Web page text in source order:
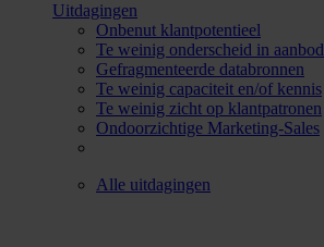
Uitdagingen
Onbenut klantpotentieel
Te weinig onderscheid in aanbod
Gefragmenteerde databronnen
Te weinig capaciteit en/of kennis
Te weinig zicht op klantpatronen
Ondoorzichtige Marketing-Sales
Alle uitdagingen